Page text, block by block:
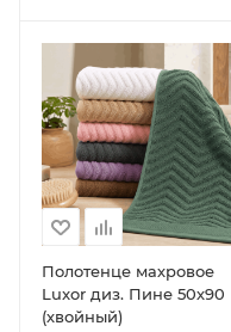
Полотенце махровое
Luxor диз. Пине 50х90
(хвойный)